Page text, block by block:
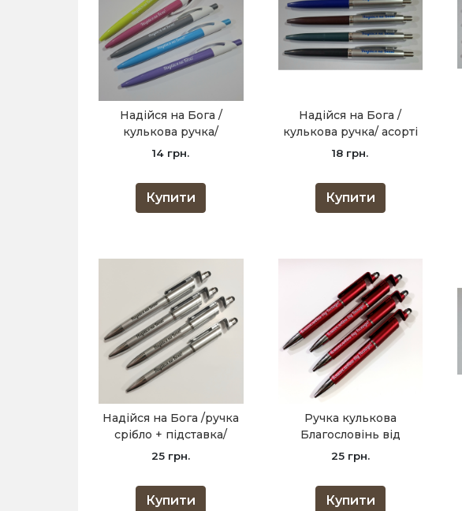
Надійся на Бога /
кулькова ручка/
14 грн.
Купити
Надійся на Бога /
кулькова ручка/ асорті
18 грн.
Купити
Надійся на Бога /ручка
срібло + підставка/
25 грн.
Купити
Ручка кулькова
Благословінь від
Господа /бордо +
25 грн.
Купити